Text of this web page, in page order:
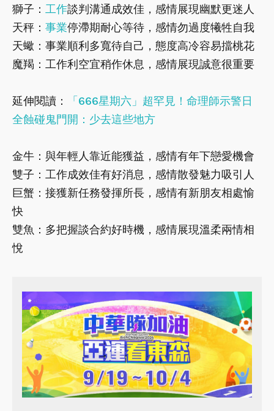
獅子： 工作談判溝通成效佳，感情展現幽默更迷人
天秤： 事業停滯期耐心等待，感情勿過度犧牲自我
天蠍：事業順利多寬待自己，態度高冷容易擋桃花
魔羯：工作利空宜稍作休息，感情展現誠意很重要
延伸閱讀：
「666星期六」超罕見！命理師示警日
全蝕碰鬼門開：少去這些地方
金牛：與年輕人靠近能獲益，感情有年下戀愛機會
雙子：工作成效佳有好消息，感情散發魅力吸引人
巨蟹：接獲新任務發揮所長，感情有新朋友相處愉
快
雙魚：多把握談合約好時機，感情展現溫柔兩情相
悅